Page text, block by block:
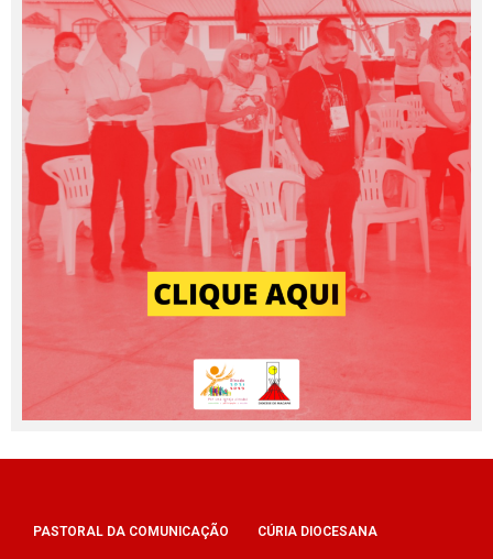
PASTORAL DA COMUNICAÇÃO CÚRIA DIOCESANA